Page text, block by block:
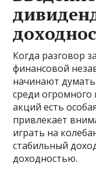
Когда разговор
финансовой
начинают
среди
акций есть
привлекает
играть на
стабильный
доходностью.